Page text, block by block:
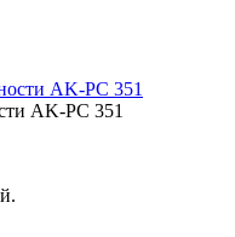
AK-PC 351